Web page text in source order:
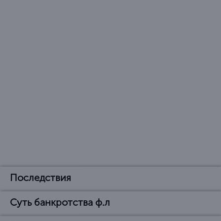
Последствия
Последствия
Суть банкротства ф.л